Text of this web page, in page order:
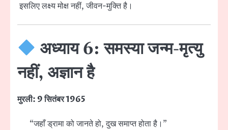
इसलिए लक्ष्य मोक्ष नहीं, जीवन-मुक्ति है।
अध्याय 6: समस्या जन्म-मृत्यु
नहीं, अज्ञान है
मुरली: 9 सितंबर 1965
“जहाँ ड्रामा को जानते हो, दुख समाप्त होता है।”